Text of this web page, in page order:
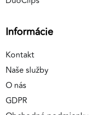
Informácie
Kontakt
Naše služby
O nás
GDPR